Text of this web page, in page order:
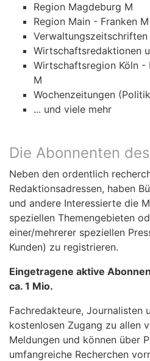
Region Magdeburg M
Region Main - Franken M
Verwaltungszeitschriften
Wirtschaftsredaktionen
Wirtschaftsregion Köln -
M
Wochenzeitungen
... und viele mehr
Die Abonnenten
Neben den ordentlich
Redaktionsadressen, haben
und andere Interessierte die
speziellen Themengebieten
einer/mehrerer speziellen
Kunden) zu registrieren.
Eingetragene aktive
ca. 1 Mio.
Fachredakteure, Journalisten
kostenlosen Zugang zu allen
Meldungen und können über
umfangreiche Recherchen